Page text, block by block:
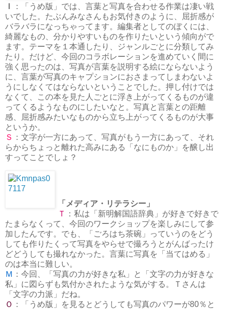
Ｉ
：「うめ版」では、言葉と写真を合わせる作業は凄い戦
いでした。たぶんみなさんもお気付きのように、屈折感が
バラバラになっちゃってます。編集者としてのぼくには、
綺麗なもの、分かりやすいものを作りたいという傾向がで
ます。テーマを１本通したり、ジャンルごとに分類してみ
たり。だけど、今回のコラボレーションを進めていく間に
強く思ったのは、写真が言葉を説明する絵にならないよう
に、言葉が写真のキャプションにおさまってしまわないよ
うにしなくてはならないということでした。押し付けでは
なくて、この本を見た人ごとに浮き上がってくるものが違
ってくるようなものにしたいなと。写真と言葉との距離
感、屈折感みたいなものから立ち上がってくるものが大事
というか。
Ｓ ：文字が一方にあって、写真がもう一方にあって、それ
らからちょっと離れた高みにある「なにものか」を醸し出
すってことでしょ？
「メディア・リテラシー」
Ｔ
：私は「新明解国語辞典」が好きで好きで
たまらなくって、今回のワークショップを楽しみにして参
加したんです。でも、「ごろはち茶碗」っていうのをどう
しても作りたくって写真をやらせで撮ろうとがんばったけ
どどうしても撮れなかった。言葉に写真を「当てはめる」
のは本当に難しい。
Ｍ ：今回、「写真の力が好きな私」と「文字の力が好きな
私」に図らずも気付かされたような気がする。Ｔさんは
「文字の力派」だね。
Ｏ ：「うめ版」を見るとどうしても写真のパワーが80％と